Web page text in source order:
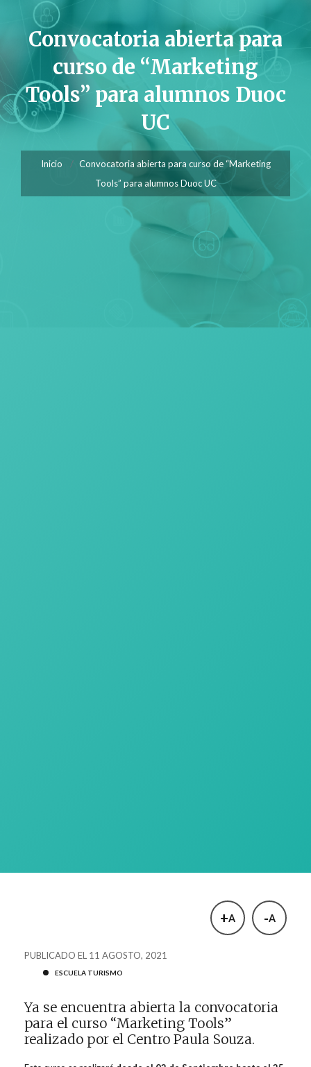
Convocatoria abierta para
curso de “Marketing
Tools” para alumnos Duoc
UC
Inicio
Convocatoria abierta para curso de “Marketing
Tools” para alumnos Duoc UC
+A -A
PUBLICADO EL 11 AGOSTO, 2021
ESCUELA TURISMO
Ya se encuentra abierta la convocatoria
para el curso “Marketing Tools”
realizado por el Centro Paula Souza.